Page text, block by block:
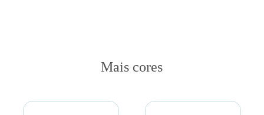
Mais cores